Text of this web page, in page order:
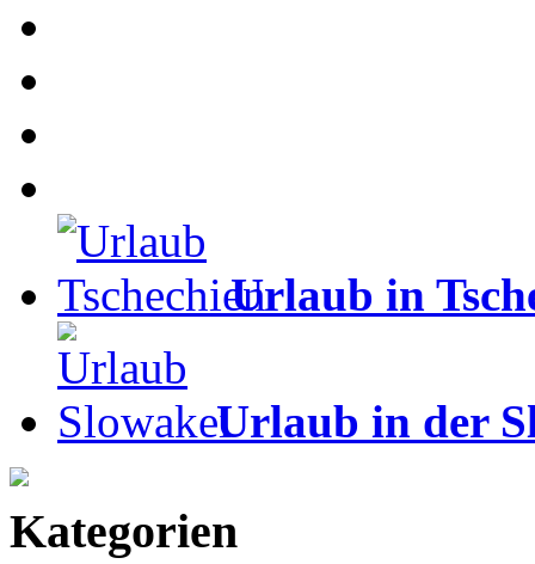
Urlaub in
Urlaub in der
Kategorien